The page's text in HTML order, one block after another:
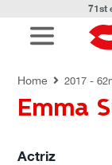
71st
Home 2017 -
Emma
Actriz